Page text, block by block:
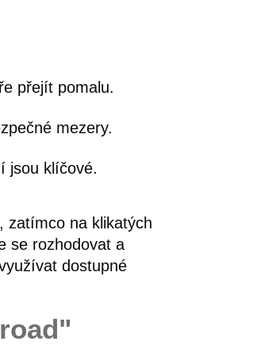
přejít pomalu.
mezery.
jsou klíčové.
zatímco na klikatých
se rozhodovat a
dostupné